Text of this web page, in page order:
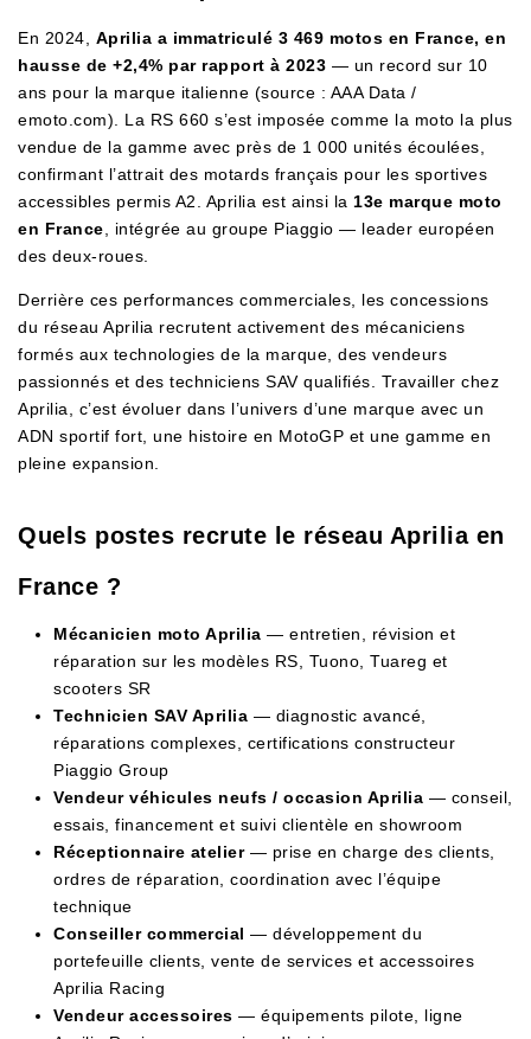
En 2024, Aprilia a immatriculé 3 469 motos en France, en
hausse de +2,4% par rapport à 2023 — un record sur 10
ans pour la marque italienne (source : AAA Data /
emoto.com). La RS 660 s’est imposée comme la moto la plus
vendue de la gamme avec près de 1 000 unités écoulées,
confirmant l’attrait des motards français pour les sportives
accessibles permis A2. Aprilia est ainsi la 13e marque moto
en France , intégrée au groupe Piaggio — leader européen
des deux-roues.
Derrière ces performances commerciales, les concessions
du réseau Aprilia recrutent activement des mécaniciens
formés aux technologies de la marque, des vendeurs
passionnés et des techniciens SAV qualifiés. Travailler chez
Aprilia, c’est évoluer dans l’univers d’une marque avec un
ADN sportif fort, une histoire en MotoGP et une gamme en
pleine expansion.
Quels postes recrute le réseau Aprilia en
France ?
Mécanicien moto Aprilia — entretien, révision et
réparation sur les modèles RS, Tuono, Tuareg et
scooters SR
Technicien SAV Aprilia — diagnostic avancé,
réparations complexes, certifications constructeur
Piaggio Group
Vendeur véhicules neufs / occasion Aprilia — conseil,
essais, financement et suivi clientèle en showroom
Réceptionnaire atelier— prise en charge des clients,
ordres de réparation, coordination avec l’équipe
technique
Conseiller commercial — développement du
portefeuille clients, vente de services et accessoires
Aprilia Racing
Vendeur accessoires — équipements pilote, ligne